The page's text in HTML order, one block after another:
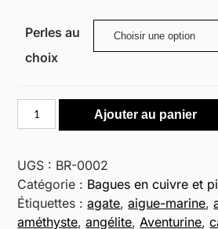
26,50 €
Perles au
choix
quantité
de
réglable
en
cuivre
et
Ajouter au panier
UGS : BR-0002
Catégorie : Bagues en cuivre et
Étiquettes :agate,aigue-marine,
améthyste,angélite,Aventurine,